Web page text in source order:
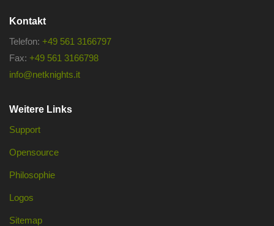
Kontakt
Telefon: +49 561 3166797
Fax: +49 561 3166798
info@netknights.it
Weitere Links
Support
Opensource
Philosophie
Logos
Sitemap